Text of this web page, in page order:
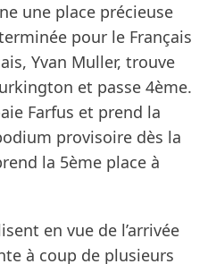
une place précieuse
pour le Français
Yvan Muller, trouve
et passe 4ème.
Farfus et prend la
provisoire dès la
la 5ème place à
en vue de l’arrivée
à coup de plusieurs